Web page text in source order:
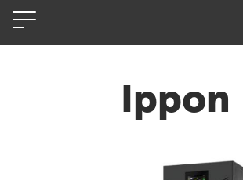
Ippon